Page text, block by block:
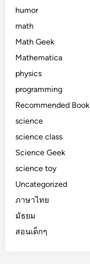
humor
math
Math Geek
Mathematica
physics
programming
Recommended Book
science
science class
Science Geek
science toy
Uncategorized
ภาษาไทย
มัธยม
สอนเด็กๆ